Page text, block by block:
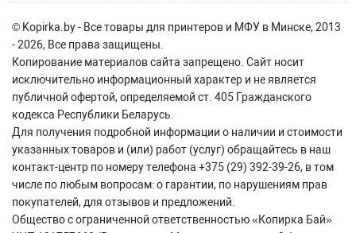
© Kopirka.by - Все товары для принтеров и МФУ в Минске, 2013
- 2026, Все права защищены.
Копирование материалов сайта запрещено. Сайт носит
исключительно информационный характер и не является
публичной офертой, определяемой ст. 405 Гражданского
кодекса Республики Беларусь.
Для получения подробной информации о наличии и стоимости
указанных товаров и (или) работ (услуг) обращайтесь в наш
контакт-центр по номеру телефона +375 (29) 392-39-26, в том
числе по любым вопросам: о гарантии, по нарушениям прав
покупателей, для отзывов и предложений.
Общество с ограниченной ответственностью «Копирка Бай»